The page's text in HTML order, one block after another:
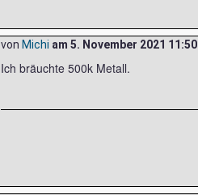
von Michi am 5. November 2021 11:50
Ich bräuchte 500k Metall.